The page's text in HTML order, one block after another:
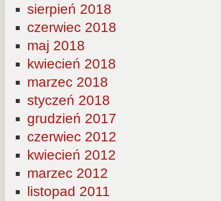
sierpień 2018
czerwiec 2018
maj 2018
kwiecień 2018
marzec 2018
styczeń 2018
grudzień 2017
czerwiec 2012
kwiecień 2012
marzec 2012
listopad 2011